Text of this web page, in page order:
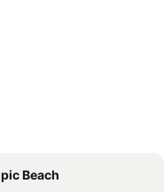
Beach